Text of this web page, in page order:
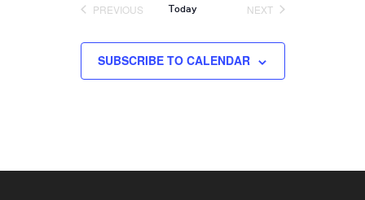
PREVIOUS
Today
NEXT
SUBSCRIBE TO CALENDAR